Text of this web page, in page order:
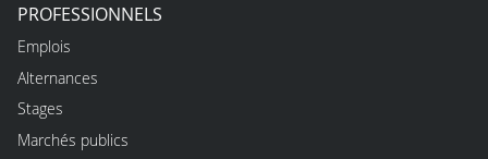
PROFESSIONNELS
Emplois
Alternances
Stages
Marchés publics